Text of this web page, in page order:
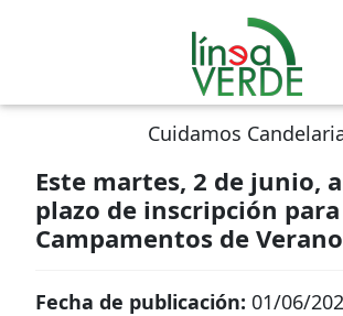
Cuidamos
Este martes, 2 de junio,
plazo de inscripción
Campamentos de Verano
Fecha de publicación: 01/06/